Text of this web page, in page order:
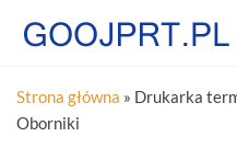
Strona główna » Drukarka
Oborniki